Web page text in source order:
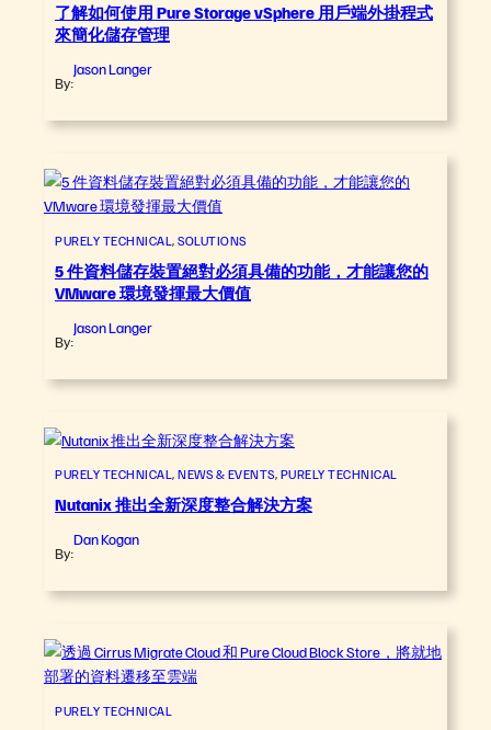
了解如何使用 Pure Storage vSphere 用戶端外掛程式
來簡化儲存管理
By:
Jason Langer
PURELY TECHNICAL , SOLUTIONS
5 件資料儲存裝置絕對必須具備的功能，才能讓您的
VMware 環境發揮最大價值
By:
Jason Langer
PURELY TECHNICAL, NEWS & EVENTS, PURELY TECHNICAL
Nutanix 推出全新深度整合解決方案
By:
Dan Kogan
PURELY TECHNICAL